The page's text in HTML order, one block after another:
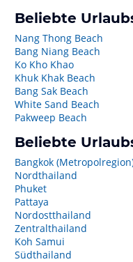
Beliebte
Nang Thong Beach
Bang Niang Beach
Ko Kho Khao
Khuk Khak Beach
Bang Sak Beach
White Sand Beach
Pakweep Beach
Beliebte
Bangkok
Nordthailand
Phuket
Pattaya
Nordostthailand
Zentralthailand
Koh Samui
Südthailand